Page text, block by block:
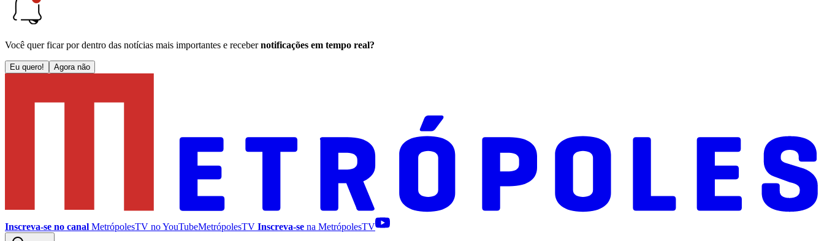
Você quer ficar por dentro das notícias mais importantes e receber notificações em tempo real?
Eu quero! Agora não
Inscreva-se no canal MetrópolesTV noYouTubeMetrópolesTV Inscreva-se na MetrópolesTV